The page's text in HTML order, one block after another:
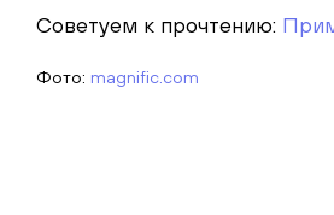
Советуем к прочтению:
Фото: magnific.com